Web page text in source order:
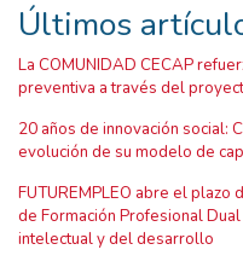
Últimos
La COMUNIDAD CECAP
preventiva a través del
20 años de innovación social:
evolución de su modelo de
FUTUREMPLEO abre el
de Formación Profesional
intelectual y del desarrollo